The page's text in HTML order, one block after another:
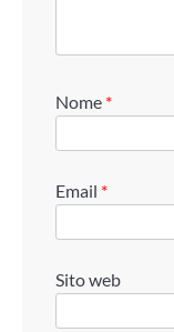
Nome *
Email *
Sito web